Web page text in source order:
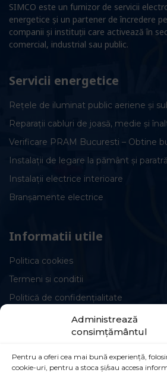
Administrează
consimțământul
Pentru a oferi cea mai bună experiență,
cookie-uri, pentru a stoca și/sau accesa
SIMCO este un furnizor de servicii
energetice și un partener de încredere
companii și instituții care activează în
comercial, industrial sau public.
Servicii energetice
Rețele de iluminat public aeriene și
Reparații cabluri de joasă, medie și
Verificare PRAM Bucuresti – Obtine
Instalații de legare la pământ și
Instalații electrice interioare
Branșamente electrice
Informatii utile
Politica cookies
Termeni si conditii
Politică de confidențialitate